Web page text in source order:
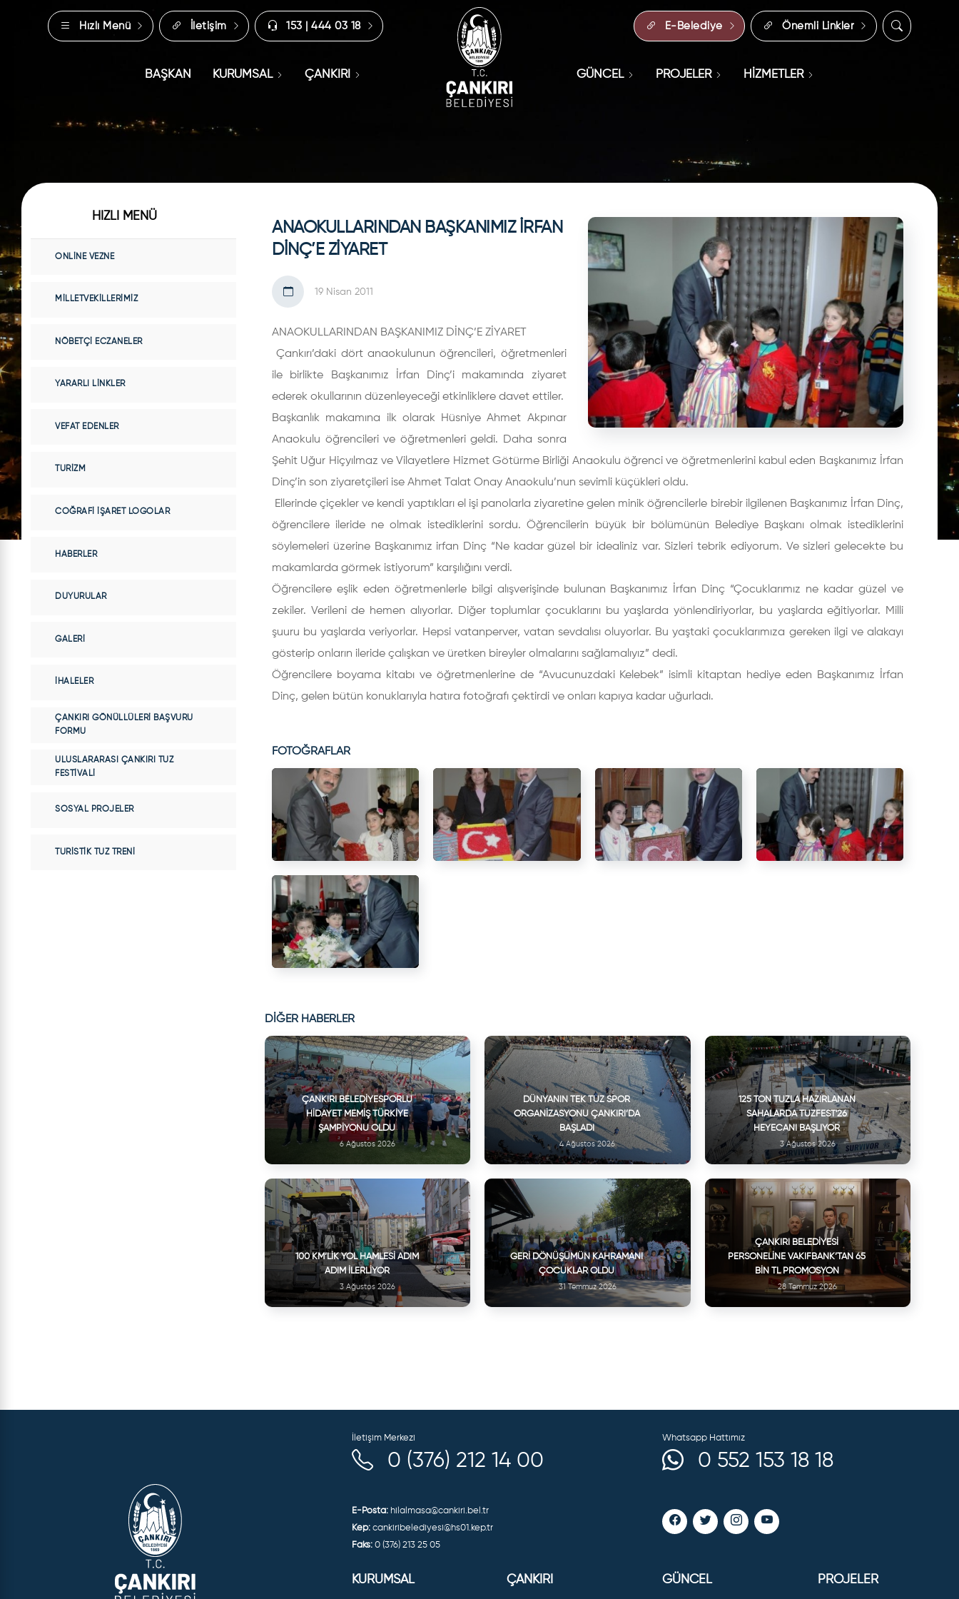
Hızlı Menü İletişim 153 | 444 03 18 E-Belediye Önemli Linkler
BAŞKAN KURUMSAL ÇANKIRI GÜNCEL PROJELER HİZMETLER
ANAOKULLARINDAN BAŞKANIMIZ İRFAN
DİNÇ’E ZİYARET
19 Nisan 2011
ANAOKULLARINDAN BAŞKANIMIZ DİNÇ’E ZİYARET
Çankırı’daki dört anaokulunun öğrencileri, öğretmenleri
ile birlikte Başkanımız İrfan Dinç’i makamında ziyaret
ederek okullarının düzenleyeceği etkinliklere davet ettiler.
Başkanlık makamına ilk olarak Hüsniye Ahmet Akpınar
Anaokulu öğrencileri ve öğretmenleri geldi. Daha sonra
Şehit Uğur Hiçyılmaz ve Vilayetlere Hizmet Götürme Birliği Anaokulu öğrenci ve öğretmenlerini kabul eden Başkanımız İrfan
Dinç’in son ziyaretçileri ise Ahmet Talat Onay Anaokulu’nun sevimli küçükleri oldu.
Ellerinde çiçekler ve kendi yaptıkları el işi panolarla ziyaretine gelen minik öğrencilerle birebir ilgilenen Başkanımız İrfan Dinç,
öğrencilere ileride ne olmak istediklerini sordu. Öğrencilerin büyük bir bölümünün Belediye Başkanı olmak istediklerini
söylemeleri üzerine Başkanımız irfan Dinç “Ne kadar güzel bir idealiniz var. Sizleri tebrik ediyorum. Ve sizleri gelecekte bu
makamlarda görmek istiyorum” karşılığını verdi.
Öğrencilere eşlik eden öğretmenlerle bilgi alışverişinde bulunan Başkanımız İrfan Dinç “Çocuklarımız ne kadar güzel ve
zekiler. Verileni de hemen alıyorlar. Diğer toplumlar çocuklarını bu yaşlarda yönlendiriyorlar, bu yaşlarda eğitiyorlar. Milli
şuuru bu yaşlarda veriyorlar. Hepsi vatanperver, vatan sevdalısı oluyorlar. Bu yaştaki çocuklarımıza gereken ilgi ve alakayı
gösterip onların ileride çalışkan ve üretken bireyler olmalarını sağlamalıyız” dedi.
Öğrencilere boyama kitabı ve öğretmenlerine de “Avucunuzdaki Kelebek” isimli kitaptan hediye eden Başkanımız İrfan
Dinç, gelen bütün konuklarıyla hatıra fotoğrafı çektirdi ve onları kapıya kadar uğurladı.
FOTOĞRAFLAR
DİĞER HABERLER
ÇANKIRI BELEDIYESPORLU
HIDAYET MEMIŞ TÜRKIYE
ŞAMPIYONU OLDU
6 Ağustos 2026
DÜNYANIN TEK TUZ SPOR
ORGANIZASYONU ÇANKIRI’DA
BAŞLADI
4 Ağustos 2026
125 TON TUZLA HAZIRLANAN
SAHALARDA TUZFEST'26
HEYECANI BAŞLIYOR
3 Ağustos 2026
100 KM’LIK YOL HAMLESI ADIM
ADIM İLERLIYOR
3 Ağustos 2026
GERI DÖNÜŞÜMÜN KAHRAMANI
ÇOCUKLAR OLDU
31 Temmuz 2026
ÇANKIRI BELEDIYESI
PERSONELINE VAKIFBANK’TAN 65
BIN TL PROMOSYON
28 Temmuz 2026
HIZLI MENÜ
ONLINE VEZNE
MILLETVEKILLERIMIZ
NÖBETÇI ECZANELER
YARARLI LINKLER
VEFAT EDENLER
TURIZM
COĞRAFI İŞARET LOGOLAR
HABERLER
DUYURULAR
GALERI
İHALELER
ÇANKIRI GÖNÜLLÜLERI BAŞVURU
FORMU
ULUSLARARASI ÇANKIRI TUZ
FESTIVALI
SOSYAL PROJELER
TURISTIK TUZ TRENI
İletişim Merkezi
0 (376) 212 14 00
Whatsapp Hattımız
0 552 153 18 18
E-Posta: hilalmasa@cankiri.bel.tr
Kep: cankiribelediyesi@hs01.kep.tr
Faks: 0 (376) 213 25 05
KURUMSAL ÇANKIRI GÜNCEL PROJELER